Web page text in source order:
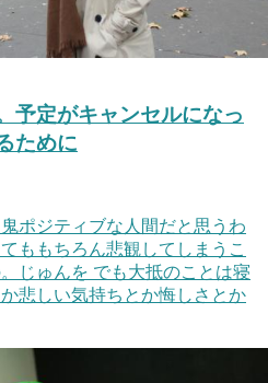
予定がキャンセルになっ
ために
ポジティブな人間だと思うわ
ももちろん悲観してしまうこ
じゅんを でも大抵のことは寝
悲しい気持ちとか悔しさとか